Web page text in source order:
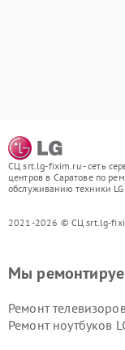
СЦ srt.lg-fixim.ru - сеть
центров в Саратове по
обслуживанию техники LG
2021-2026 © СЦ srt.lg-
Мы
Ремонт
Ремонт ноутбуков